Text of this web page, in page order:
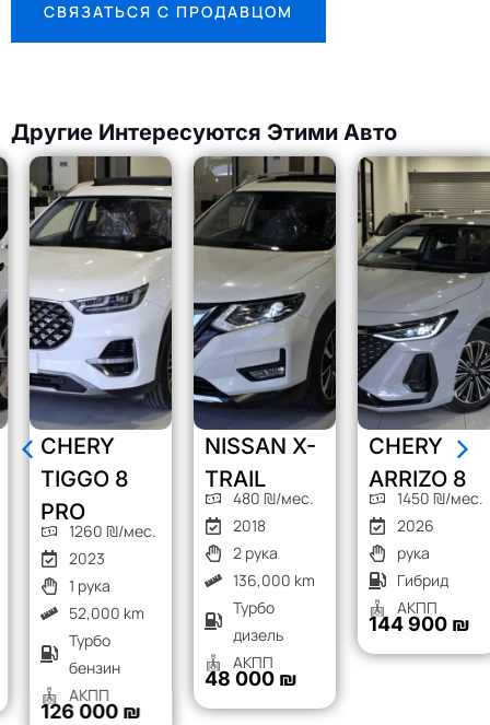
СВЯЗАТЬСЯ С ПРОДАВЦОМ
Другие Интересуются Этими Авто
CHERY
TIGGO 8
PRO
1260 ₪/мес.
2023
1 рука
52,000 km
Турбо
бензин
АКПП
126 000 ₪
NISSAN X-
TRAIL
480 ₪/мес.
2018
2 рука
136,000 km
Турбо
дизель
АКПП
48 000 ₪
CHERY
ARRIZO 8
1450 ₪/мес.
2026
рука
Гибрид
АКПП
144 900 ₪